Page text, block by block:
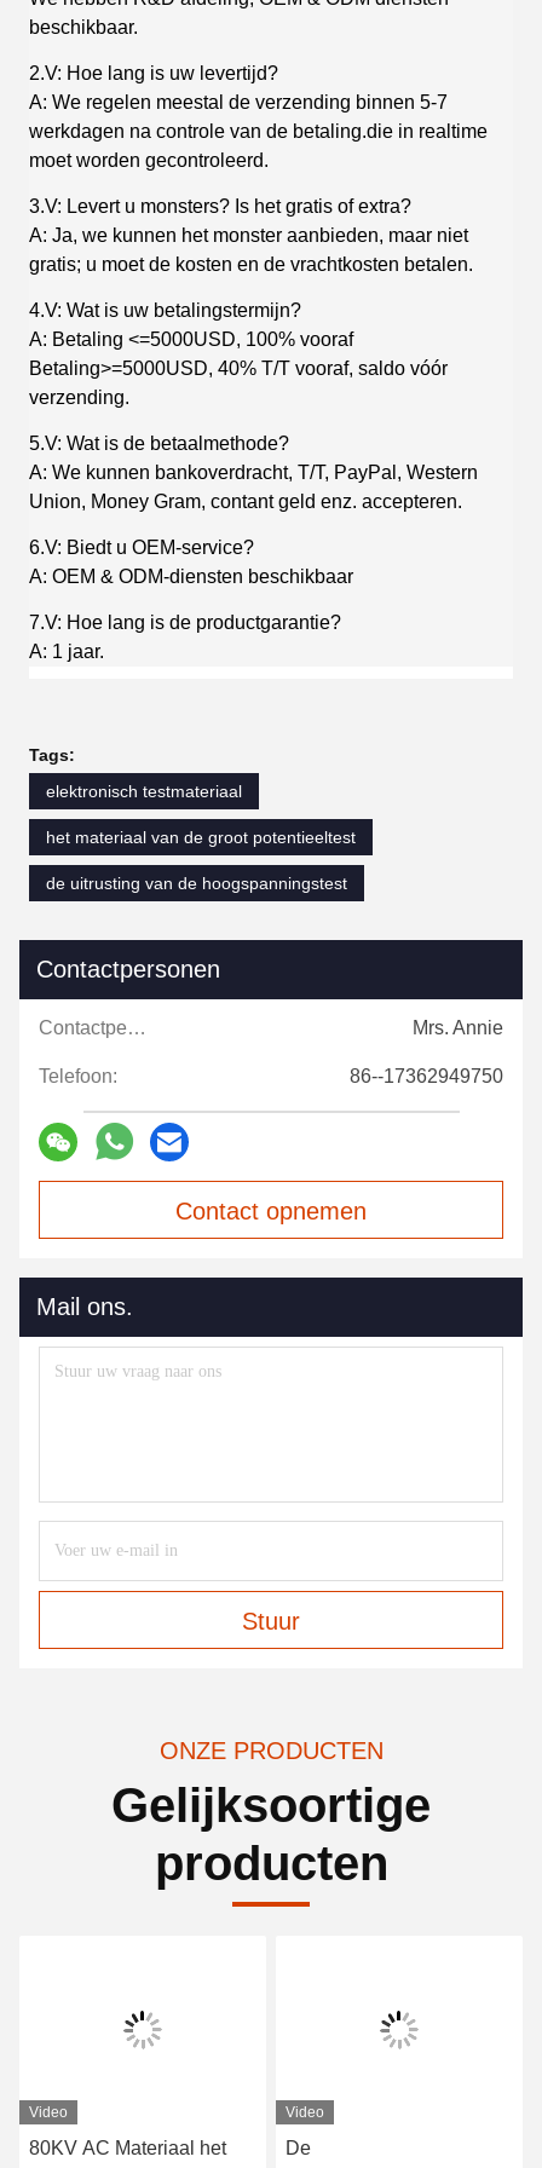
beschikbaar.
2.V: Hoe lang is uw levertijd?
A: We regelen meestal de verzending binnen 5-7
werkdagen na controle van de betaling.die in realtime
moet worden gecontroleerd.
3.V: Levert u monsters? Is het gratis of extra?
A: Ja, we kunnen het monster aanbieden, maar niet
gratis; u moet de kosten en de vrachtkosten betalen.
4.V: Wat is uw betalingstermijn?
A: Betaling <=5000USD, 100% vooraf
Betaling>=5000USD, 40% T/T vooraf, saldo vóór
verzending.
5.V: Wat is de betaalmethode?
A: We kunnen bankoverdracht, T/T, PayPal, Western
Union, Money Gram, contant geld enz. accepteren.
6.V: Biedt u OEM-service?
A: OEM & ODM-diensten beschikbaar
7.V: Hoe lang is de productgarantie?
A: 1 jaar.
Tags:
elektronisch testmateriaal
het materiaal van de groot potentieeltest
de uitrusting van de hoogspanningstest
Contactpersonen
Contactpersonen: Mrs. Annie
Telefoon: 86--17362949750
Contact opnemen
Mail ons.
Stuur
ONZE PRODUCTEN
Gelijksoortige
producten
Video
80KV AC Materiaal het
Video
De